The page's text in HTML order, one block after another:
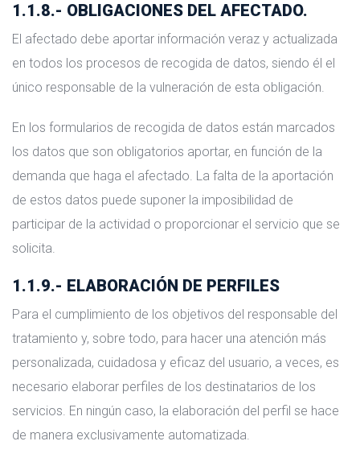
1.1.8.- OBLIGACIONES DEL AFECTADO.
El afectado debe aportar información veraz y actualizada
en todos los procesos de recogida de datos, siendo él el
único responsable de la vulneración de esta obligación.
En los formularios de recogida de datos están marcados
los datos que son obligatorios aportar, en función de la
demanda que haga el afectado. La falta de la aportación
de estos datos puede suponer la imposibilidad de
participar de la actividad o proporcionar el servicio que se
solicita.
1.1.9.- ELABORACIÓN DE PERFILES
Para el cumplimiento de los objetivos del responsable del
tratamiento y, sobre todo, para hacer una atención más
personalizada, cuidadosa y eficaz del usuario, a veces, es
necesario elaborar perfiles de los destinatarios de los
servicios. En ningún caso, la elaboración del perfil se hace
de manera exclusivamente automatizada.